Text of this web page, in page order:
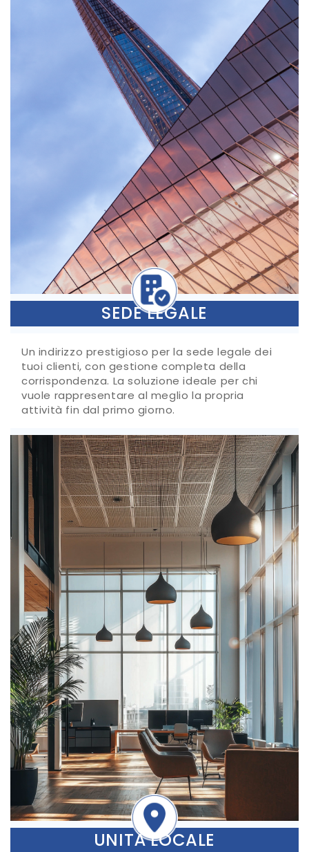
SEDE LEGALE
Un indirizzo prestigioso per la sede legale dei
tuoi clienti, con gestione completa della
corrispondenza. La soluzione ideale per chi
vuole rappresentare al meglio la propria
attività fin dal primo giorno.
UNITÀ LOCALE